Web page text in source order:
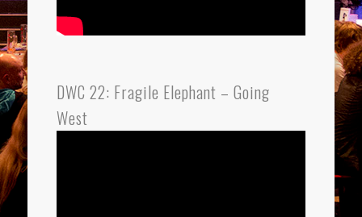
DWC 22: Fragile Elephant – Going
West